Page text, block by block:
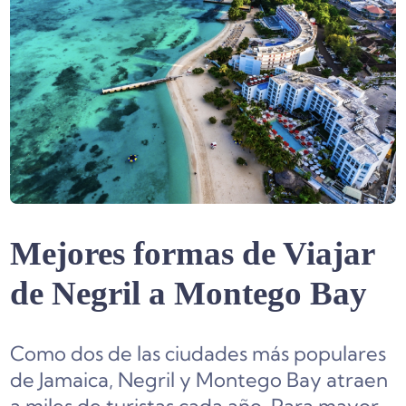
Mejores formas de Viajar
de Negril a Montego Bay
Como dos de las ciudades más populares
de Jamaica, Negril y Montego Bay atraen